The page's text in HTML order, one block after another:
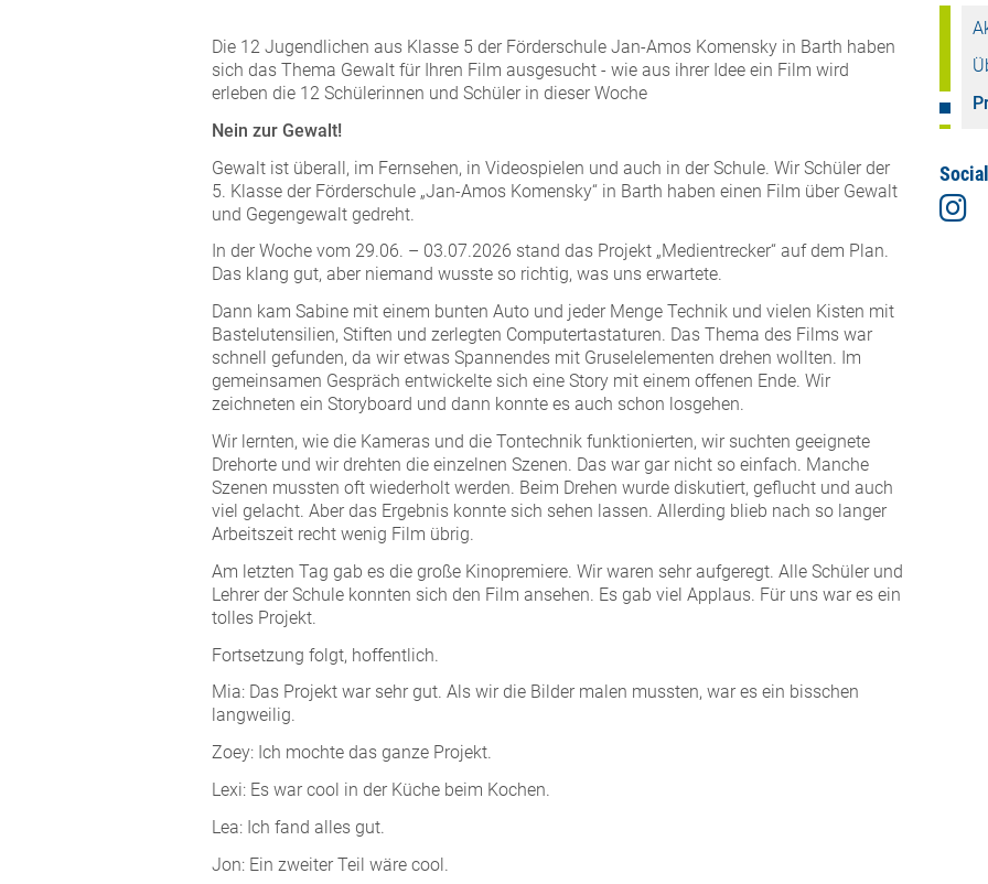
Die 12 Jugendlichen aus Klasse 5 der Förderschule Jan-Amos Komensky in Barth haben
sich das Thema Gewalt für Ihren Film ausgesucht - wie aus ihrer Idee ein Film wird
erleben die 12 Schülerinnen und Schüler in dieser Woche
Nein zur Gewalt!
Gewalt ist überall, im Fernsehen, in Videospielen und auch in der Schule. Wir Schüler der
5. Klasse der Förderschule „Jan-Amos Komensky“ in Barth haben einen Film über Gewalt
und Gegengewalt gedreht.
In der Woche vom 29.06. – 03.07.2026 stand das Projekt „Medientrecker“ auf dem Plan.
Das klang gut, aber niemand wusste so richtig, was uns erwartete.
Dann kam Sabine mit einem bunten Auto und jeder Menge Technik und vielen Kisten mit
Bastelutensilien, Stiften und zerlegten Computertastaturen. Das Thema des Films war
schnell gefunden, da wir etwas Spannendes mit Gruselelementen drehen wollten. Im
gemeinsamen Gespräch entwickelte sich eine Story mit einem offenen Ende. Wir
zeichneten ein Storyboard und dann konnte es auch schon losgehen.
Wir lernten, wie die Kameras und die Tontechnik funktionierten, wir suchten geeignete
Drehorte und wir drehten die einzelnen Szenen. Das war gar nicht so einfach. Manche
Szenen mussten oft wiederholt werden. Beim Drehen wurde diskutiert, geflucht und auch
viel gelacht. Aber das Ergebnis konnte sich sehen lassen. Allerding blieb nach so langer
Arbeitszeit recht wenig Film übrig.
Am letzten Tag gab es die große Kinopremiere. Wir waren sehr aufgeregt. Alle Schüler und
Lehrer der Schule konnten sich den Film ansehen. Es gab viel Applaus. Für uns war es ein
tolles Projekt.
Fortsetzung folgt, hoffentlich.
Mia: Das Projekt war sehr gut. Als wir die Bilder malen mussten, war es ein bisschen
langweilig.
Zoey: Ich mochte das ganze Projekt.
Lexi: Es war cool in der Küche beim Kochen.
Lea: Ich fand alles gut.
Jon: Ein zweiter Teil wäre cool.